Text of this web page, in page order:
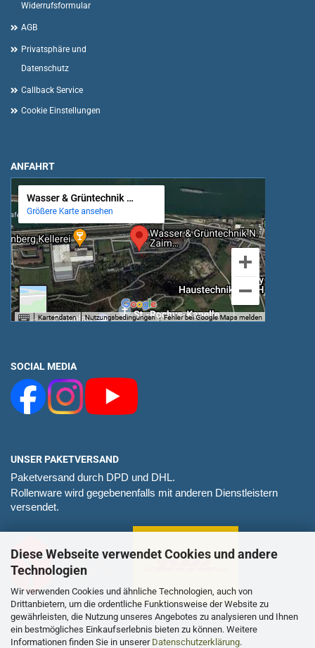
Diese Webseite verwendet Cookies und andere
Technologien
Wir verwenden Cookies und ähnliche Technologien, auch von
Drittanbietern, um die ordentliche Funktionsweise der Website zu
gewährleisten, die Nutzung unseres Angebotes zu analysieren und Ihnen
ein bestmögliches Einkaufserlebnis bieten zu können. Weitere
Informationen finden Sie in unserer Datenschutzerklärung.
Widerrufsformular
AGB
Privatsphäre und
Datenschutz
Callback Service
Cookie Einstellungen
ANFAHRT
SOCIAL MEDIA
UNSER PAKETVERSAND
Paketversand durch DPD und DHL.
Rollenware wird gegebenenfalls mit anderen Dienstleistern
versendet.